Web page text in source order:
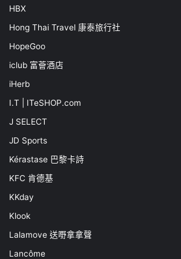
HBX
Hong Thai Travel 康泰旅行社
HopeGoo
iclub 富薈酒店
iHerb
I.T | ITeSHOP.com
J SELECT
JD Sports
Kérastase 巴黎卡詩
KFC 肯德基
KKday
Klook
Lalamove 送嘢拿拿聲
Lancôme